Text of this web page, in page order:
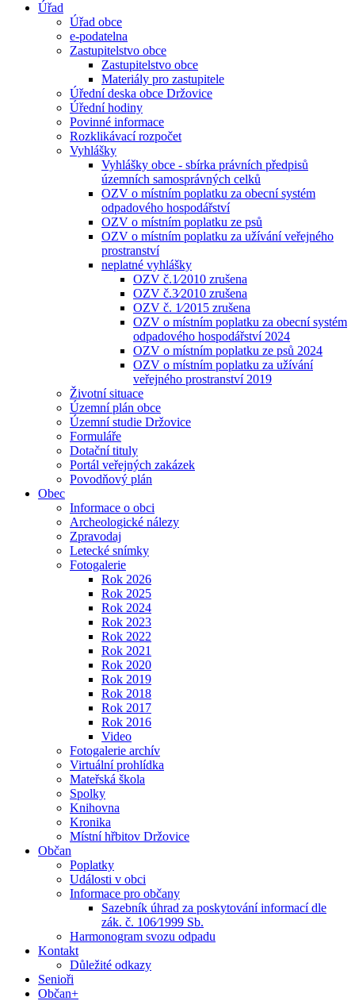
Úřad
Úřad obce
e-podatelna
Zastupitelstvo obce
Zastupitelstvo obce
Materiály pro zastupitele
Úřední deska obce Držovice
Úřední hodiny
Povinné informace
Rozklikávací rozpočet
Vyhlášky
Vyhlášky obce - sbírka právních předpisů
územních samosprávných celků
OZV o místním poplatku za obecní systém
odpadového hospodářství
OZV o místním poplatku ze psů
OZV o místním poplatku za užívání veřejného
prostranství
neplatné vyhlášky
OZV č.1⁄2010 zrušena
OZV č.3⁄2010 zrušena
OZV č. 1⁄2015 zrušena
OZV o místním poplatku za obecní systém
odpadového hospodářství 2024
OZV o místním poplatku ze psů 2024
OZV o místním poplatku za užívání
veřejného prostranství 2019
Životní situace
Územní plán obce
Územní studie Držovice
Formuláře
Dotační tituly
Portál veřejných zakázek
Povodňový plán
Obec
Informace o obci
Archeologické nálezy
Zpravodaj
Letecké snímky
Fotogalerie
Rok 2026
Rok 2025
Rok 2024
Rok 2023
Rok 2022
Rok 2021
Rok 2020
Rok 2019
Rok 2018
Rok 2017
Rok 2016
Video
Fotogalerie archív
Virtuální prohlídka
Mateřská škola
Spolky
Knihovna
Kronika
Místní hřbitov Držovice
Občan
Poplatky
Události v obci
Informace pro občany
Sazebník úhrad za poskytování informací dle
zák. č. 106⁄1999 Sb.
Harmonogram svozu odpadu
Kontakt
Důležité odkazy
Senioři
Občan+